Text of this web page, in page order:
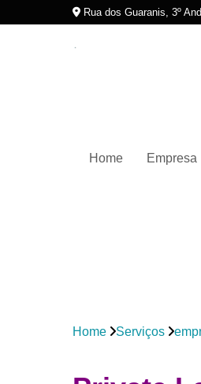
Rua dos Guaranis, 3º
Home Empresa
Home Serviços